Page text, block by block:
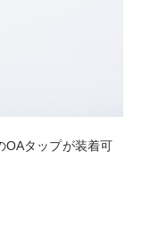
OAタップが装着可